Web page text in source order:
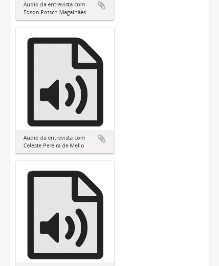
Áudio da entrevista com
Edson Potsch Magalhães
Áudio da entrevista com
Celeste Pereira de Mello